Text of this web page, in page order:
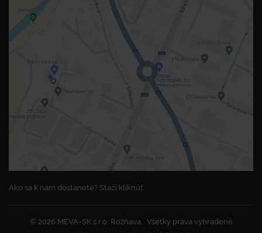
Ako sa k nám dostanete? Stačí kliknúť.
© 2026 MEVA-SK s.r.o. Rožňava
Všetky práva vyhradené